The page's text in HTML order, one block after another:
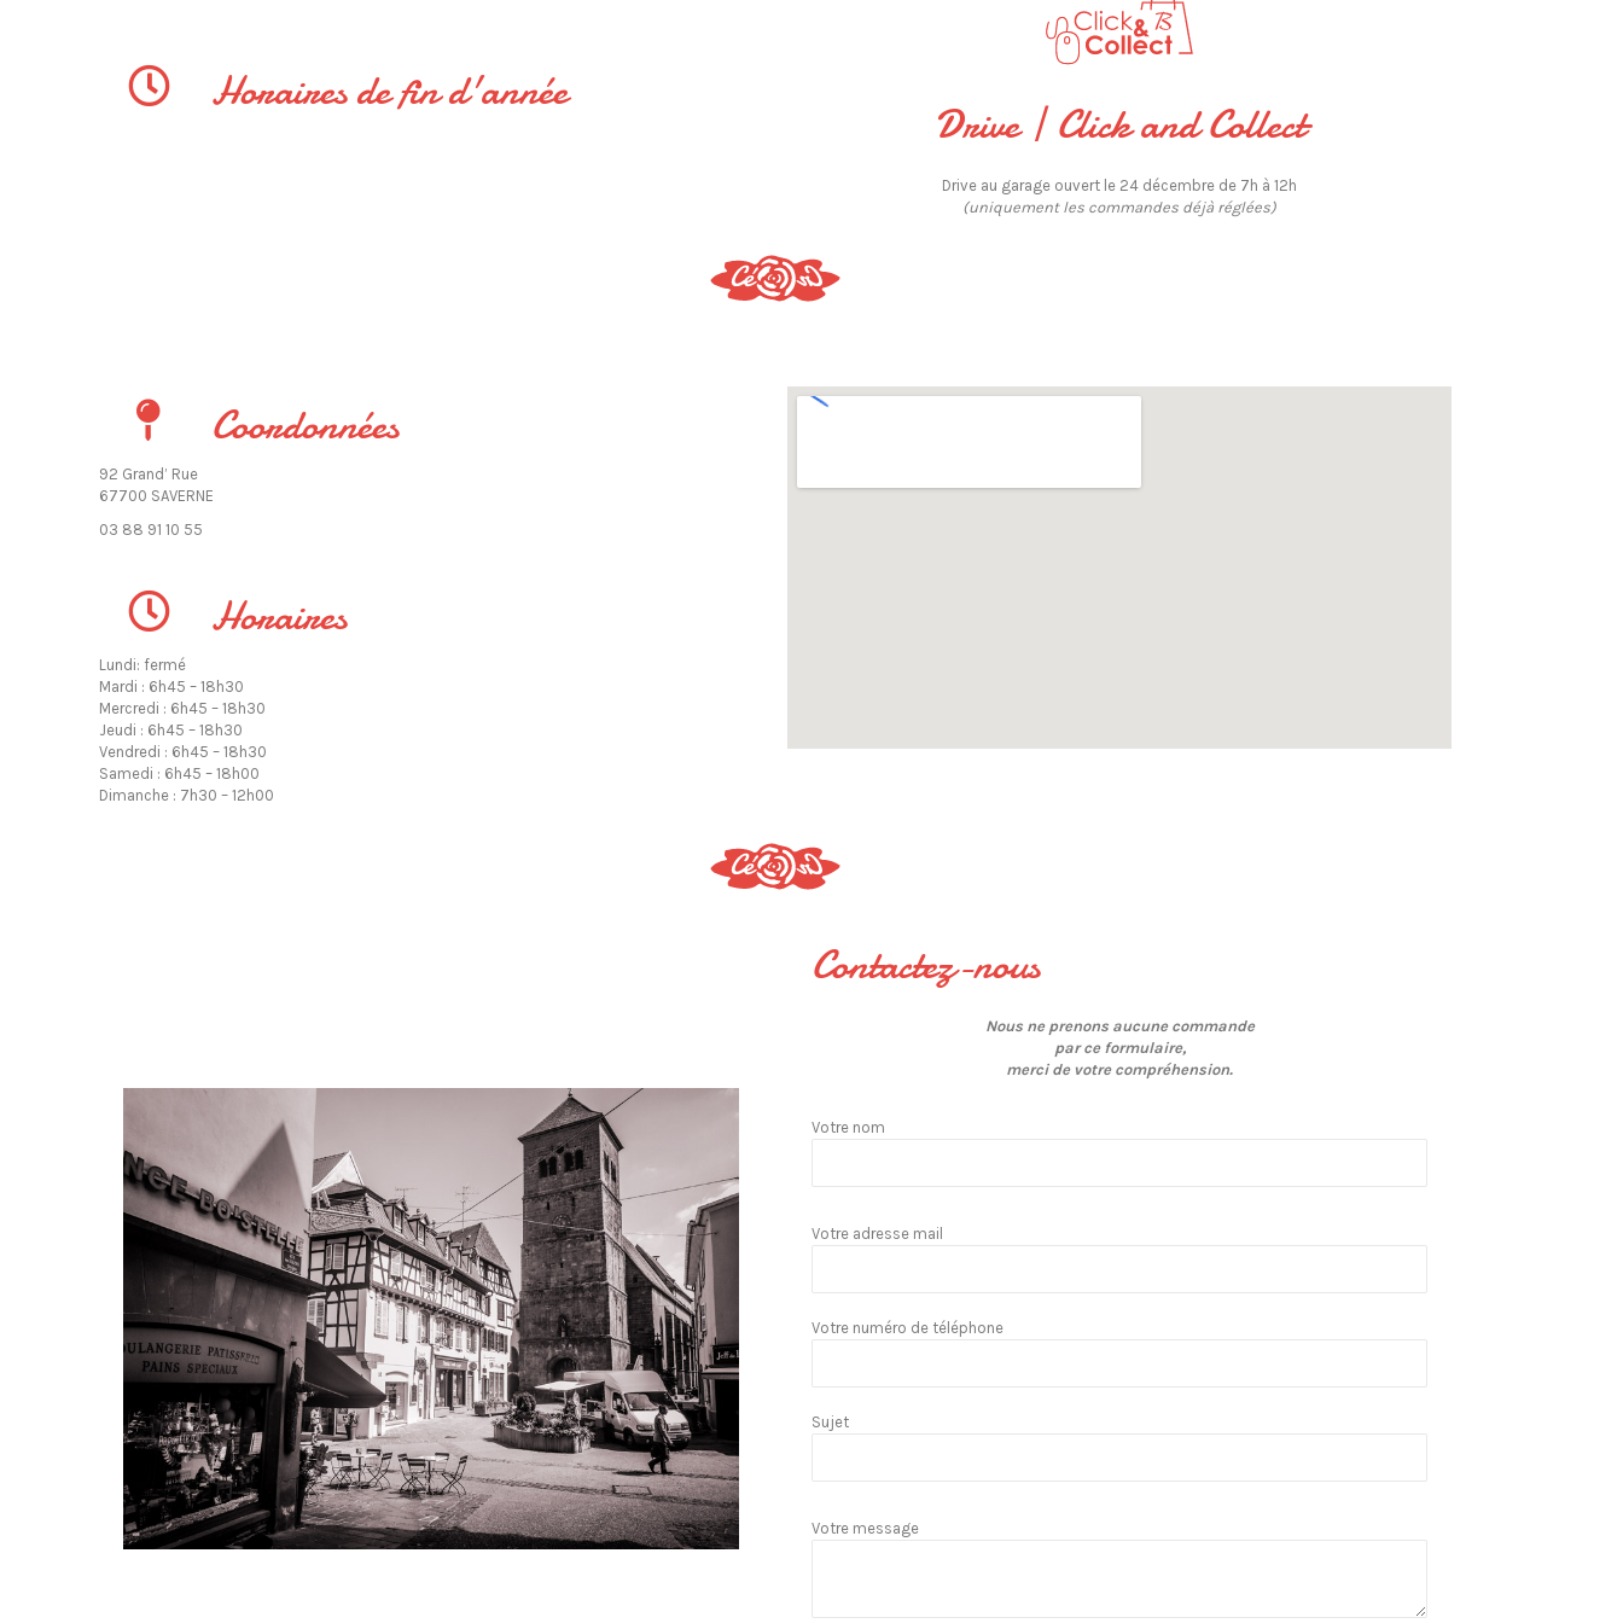
Horaires de fin d'année
Drive | Click and Collect
Drive au garage ouvert le 24 décembre de 7h à 12h
(uniquement les commandes déjà réglées)
Coordonnées
92 Grand’ Rue
67700 SAVERNE
03 88 91 10 55
Horaires
Lundi: fermé
Mardi : 6h45 – 18h30
Mercredi : 6h45 – 18h30
Jeudi : 6h45 – 18h30
Vendredi : 6h45 – 18h30
Samedi : 6h45 – 18h00
Dimanche : 7h30 – 12h00
Contactez-nous
Nous ne prenons aucune commande
par ce formulaire,
merci de votre compréhension.
Votre nom
Votre adresse mail
Votre numéro de téléphone
Sujet
Votre message